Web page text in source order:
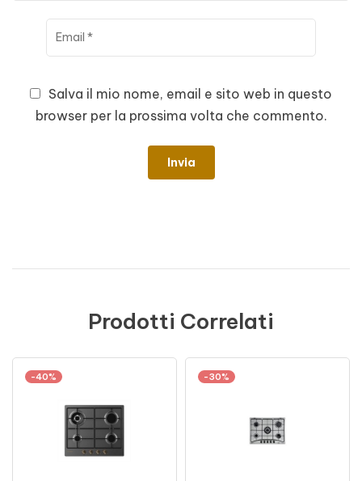
Salva il mio nome, email e sito web in questo
browser per la prossima volta che commento.
Prodotti Correlati
-40% -30%